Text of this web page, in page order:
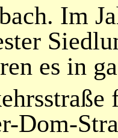
Im
es in
Dom-